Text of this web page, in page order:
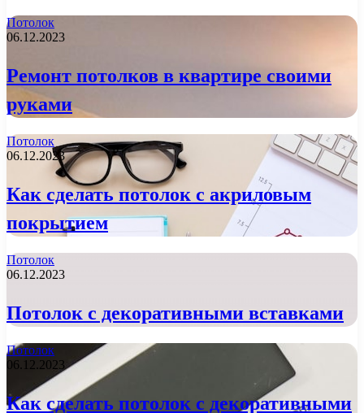
Потолок
06.12.2023
Ремонт потолков в квартире своими
руками
Потолок
06.12.2023
Как сделать потолок с акриловым
покрытием
Потолок
06.12.2023
Потолок с декоративными вставками
Потолок
06.12.2023
Как сделать потолок с декоративными